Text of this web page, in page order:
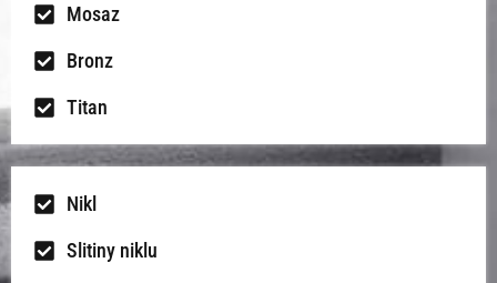
Mosaz
Bronz
Titan
Nikl
Slitiny niklu